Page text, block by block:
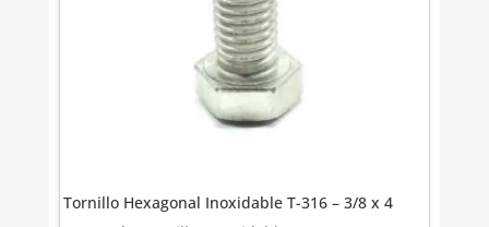
Tornillo Hexagonal Inoxidable T-316 – 3/8 x 4